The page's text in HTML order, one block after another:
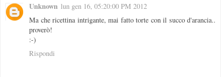
Unknown lun gen 16, 05:20:00 PM 2012
Ma che ricettina intrigante, mai fatto torte con il succo d'arancia..
proverò!
:-)
Rispondi